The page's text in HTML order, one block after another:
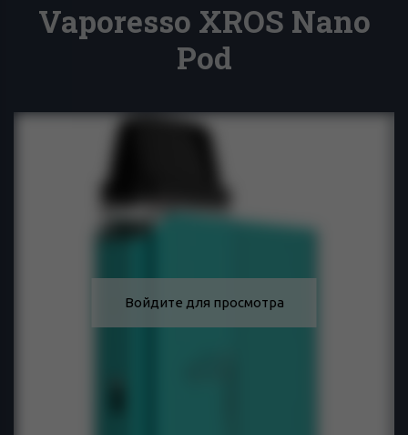
Vaporesso XROS Nano
Pod
Войдите для просмотра